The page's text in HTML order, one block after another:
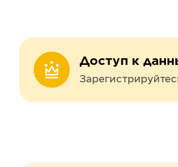
Доступ к